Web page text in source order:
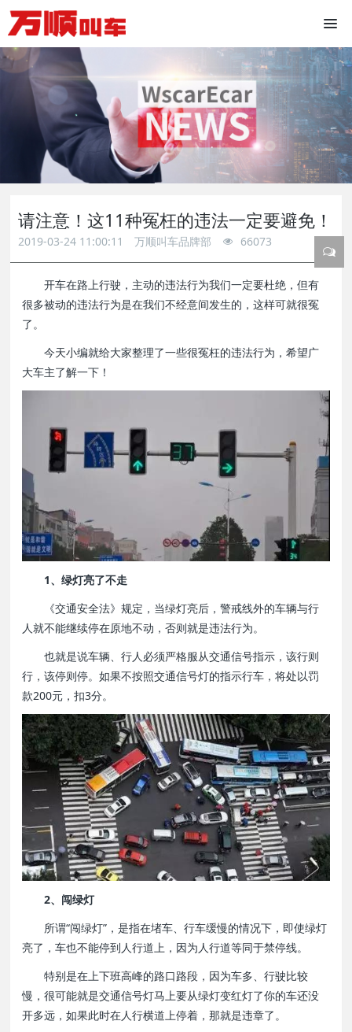
请注意！这11种冤枉的违法一定要避免！
2019-03-24 11:00:11 万顺叫车品牌部 66073
开车在路上行驶，主动的违法行为我们一定要杜绝，但有
很多被动的违法行为是在我们不经意间发生的，这样可就很冤
了。
今天小编就给大家整理了一些很冤枉的违法行为，希望广
大车主了解一下！
1、绿灯亮了不走
《交通安全法》规定，当绿灯亮后，警戒线外的车辆与行
人就不能继续停在原地不动，否则就是违法行为。
也就是说车辆、行人必须严格服从交通信号指示，该行则
行，该停则停。如果不按照交通信号灯的指示行车，将处以罚
款200元，扣3分。
2、闯绿灯
所谓“闯绿灯”，是指在堵车、行车缓慢的情况下，即使绿灯
亮了，车也不能停到人行道上，因为人行道等同于禁停线。
特别是在上下班高峰的路口路段，因为车多、行驶比较
慢，很可能就是交通信号灯马上要从绿灯变红灯了你的车还没
开多远，如果此时在人行横道上停着，那就是违章了。